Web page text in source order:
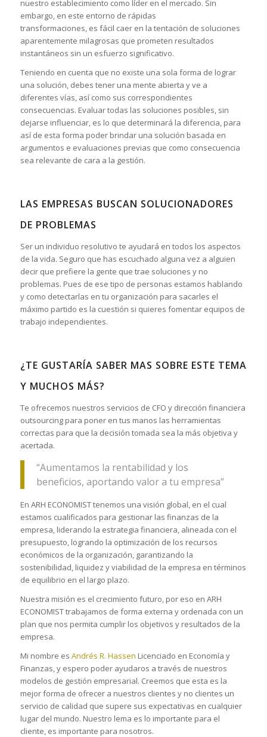
nuestro establecimiento como líder en el mercado. Sin
embargo, en este entorno de rápidas
transformaciones, es fácil caer en la tentación de soluciones
aparentemente milagrosas que prometen resultados
instantáneos sin un esfuerzo significativo.
Teniendo en cuenta que no existe una sola forma de lograr
una solución, debes tener una mente abierta y ve a
diferentes vías, así como sus correspondientes
consecuencias. Evaluar todas las soluciones posibles, sin
dejarse influenciar, es lo que determinará la diferencia, para
así de esta forma poder brindar una solución basada en
argumentos e evaluaciones previas que como consecuencia
sea relevante de cara a la gestión.
LAS EMPRESAS BUSCAN SOLUCIONADORES
DE PROBLEMAS
Ser un individuo resolutivo te ayudará en todos los aspectos
de la vida. Seguro que has escuchado alguna vez a alguien
decir que prefiere la gente que trae soluciones y no
problemas. Pues de ese tipo de personas estamos hablando
y como detectarlas en tu organización para sacarles el
máximo partido es la cuestión si quieres fomentar equipos de
trabajo independientes.
¿TE GUSTARÍA SABER MAS SOBRE ESTE TEMA
Y MUCHOS MÁS?
Te ofrecemos nuestros servicios de CFO y dirección financiera
outsourcing para poner en tus manos las herramientas
correctas para que la decisión tomada sea la más objetiva y
acertada.
“Aumentamos la rentabilidad y los
beneficios, aportando valor a tu empresa”
En ARH ECONOMIST tenemos una visión global, en el cual
estamos cualificados para gestionar las finanzas de la
empresa, liderando la estrategia financiera, alineada con el
presupuesto, logrando la optimización de los recursos
económicos de la organización, garantizando la
sostenibilidad, liquidez y viabilidad de la empresa en términos
de equilibrio en el largo plazo.
Nuestra misión es el crecimiento futuro, por eso en ARH
ECONOMIST trabajamos de forma externa y ordenada con un
plan que nos permita cumplir los objetivos y resultados de la
empresa.
Mi nombre es Andrés R. Hassen Licenciado en Economía y
Finanzas, y espero poder ayudaros a través de nuestros
modelos de gestión empresarial. Creemos que esta es la
mejor forma de ofrecer a nuestros clientes y no clientes un
servicio de calidad que supere sus expectativas en cualquier
lugar del mundo. Nuestro lema es lo importante para el
cliente, es importante para nosotros.